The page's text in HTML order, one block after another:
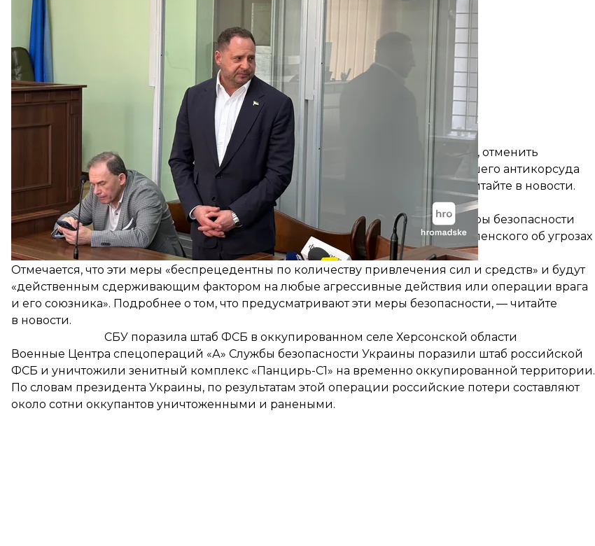
Его защита просила признать подозрение необоснованным и, соответственно, отменить
определение суда о мере пресечения. Впрочем, Апелляционная палата Высшего антикорсуда
не поддержала эту апелляционную жалобу
. Подробнее о ходе заседания — читайте в новости.
На севере Украины усиливают меры безопасности
Правоохранительные органы вместе с Силами обороны
начали усиливать меры безопасности
в северных регионахУкраины на фоне заявлений президента Владимира Зеленского об угрозах
со стороны Беларуси и Брянской области россии.
Отмечается, что эти меры «беспрецедентны по количеству привлечения сил и средств» и будут
«действенным сдерживающим фактором на любые агрессивные действия или операции врага
и его союзника». Подробнее о том, что предусматривают эти меры безопасности, — читайте
в новости.
СБУ поразила штаб ФСБ в оккупированном селе Херсонской области
Военные Центра спецопераций «А» Службы безопасности Украины поразили штаб российской
ФСБ и уничтожили зенитный комплекс «Панцирь-С1» на временно оккупированной территории.
По словам президента Украины, по результатам этой операции российские потери составляют
около сотни оккупантов уничтоженными и ранеными.